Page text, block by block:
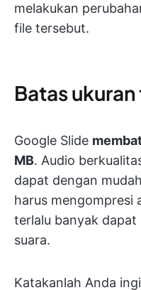
melakukan
file tersebut.
Batas
Google Slide
MB. Audio
dapat dengan
harus mengompresi
terlalu banyak dapat
suara.
Katakanlah Anda